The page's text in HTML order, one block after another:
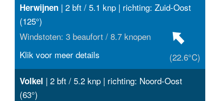
Herwijnen | 2 bft / 5.1 knp | richting: Zuid-Oost
(125°)
Windstoten: 3 beaufort / 8.7 knopen
(22.6°C)
Klik voor meer details
Volkel | 2 bft / 5.2 knp | richting: Noord-Oost
(63°)